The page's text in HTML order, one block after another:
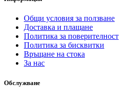
Общи условия за ползване
Доставка и плащане
Политика за поверителност
Политика за бисквитки
Връщане на стока
За нас
Обслужване